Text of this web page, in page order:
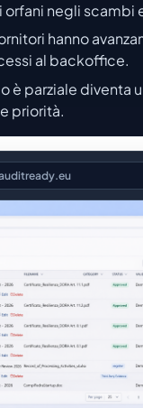
orfani negli scambi
hanno
al backoffice.
è parziale diventa
priorità.